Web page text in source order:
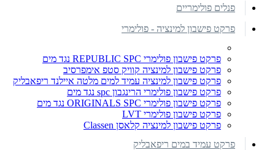
פנלים פולימריים
פרקט פישבון למינציה - פולימרי
פרקט פישבון פולימרי REPUBLIC SPC נגד מים
פרקט פישבון למינציה קוויק סטפ אימפרסיב
פרקט פישבון למינציה עמיד למים מלטה איילנד ריפאבליק
פרקט פישבון פולימרי הרינגבון spc נגד מים
פרקט פישבון פולימרי ORIGINALS SPC נגד מים
פרקט פישבון פולימרי LVT
פרקט פישבון למינציה קלאסן Classen
פרקט עמיד במים ריפאבליק